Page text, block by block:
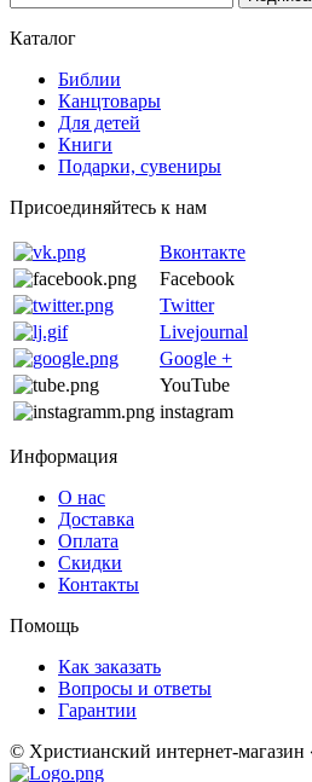
Каталог
Библии
Канцтовары
Для детей
Книги
Подарки, сувениры
Присоединяйтесь к нам
Вконтакте
Facebook
Twitter
Livejournal
Google +
YouTube
instagram
Информация
О нас
Доставка
Оплата
Скидки
Контакты
Помощь
Как заказать
Вопросы и ответы
Гарантии
© Христианский интернет-